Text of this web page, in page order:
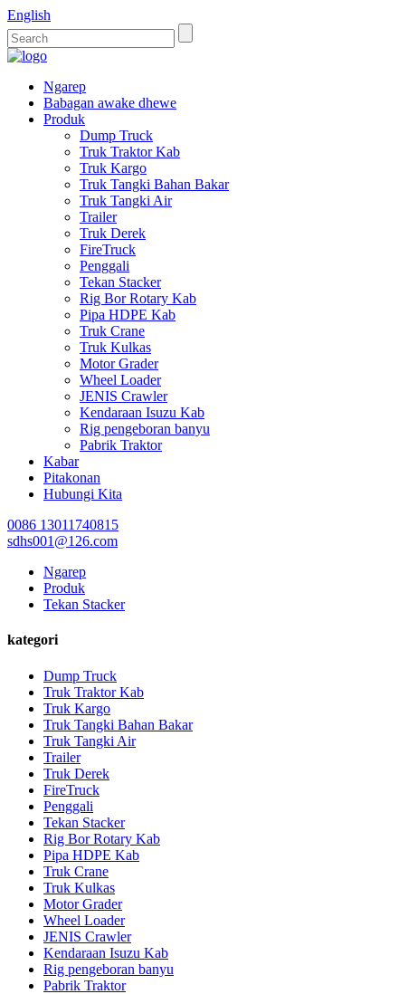
English
Ngarep
Babagan awake dhewe
Produk
Dump Truck
Truk Traktor Kab
Truk Kargo
Truk Tangki Bahan Bakar
Truk Tangki Air
Trailer
Truk Derek
FireTruck
Penggali
Tekan Stacker
Rig Bor Rotary Kab
Pipa HDPE Kab
Truk Crane
Truk Kulkas
Motor Grader
Wheel Loader
JENIS Crawler
Kendaraan Isuzu Kab
Rig pengeboran banyu
Pabrik Traktor
Kabar
Pitakonan
Hubungi Kita
0086 13011740815
sdhs001@126.com
Ngarep
Produk
Tekan Stacker
kategori
Dump Truck
Truk Traktor Kab
Truk Kargo
Truk Tangki Bahan Bakar
Truk Tangki Air
Trailer
Truk Derek
FireTruck
Penggali
Tekan Stacker
Rig Bor Rotary Kab
Pipa HDPE Kab
Truk Crane
Truk Kulkas
Motor Grader
Wheel Loader
JENIS Crawler
Kendaraan Isuzu Kab
Rig pengeboran banyu
Pabrik Traktor